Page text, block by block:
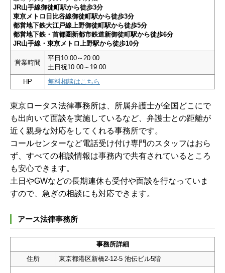
JR山手線御徒町駅から徒歩3分
東京メトロ日比谷線御徒町駅から徒歩3分
都営地下鉄大江戸線上野御徒町駅から徒歩5分
都営地下鉄・首都圏新都市鉄道新御徒町駅から徒歩6分
JR山手線・東京メトロ上野駅から徒歩10分
営業時間
平日10:00～20:00
土日祝10:00～19:00
HP
無料相談はこちら
東京ロータス法律事務所は、所属弁護士が全国どこにで
も出向いて面談を実施しているなど、弁護士との距離が
近く親身な対応をしてくれる事務所です。
コールセンターなど電話受け付け専門のスタッフはおら
ず、すべての相談情報は事務内で共有されているところ
も安心できます。
土日やGWなどの長期連休も受付や面談を行なっていま
すので、急ぎの相談にも対応できます。
アース法律事務所
事務所詳細
住所
東京都港区新橋2-12-5 池伝ビル5階